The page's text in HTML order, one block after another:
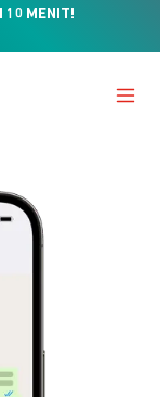
10 MENIT!